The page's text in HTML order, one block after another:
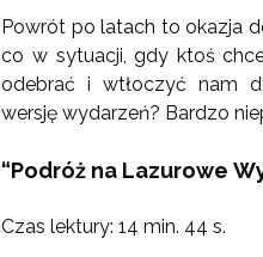
Powrót po latach to okazja
co w sytuacji, gdy ktoś
odebrać i wtłoczyć nam
wersję wydarzeń? Bardzo
“Podróż na Lazurowe
Czas lektury: 14 min. 44 s.